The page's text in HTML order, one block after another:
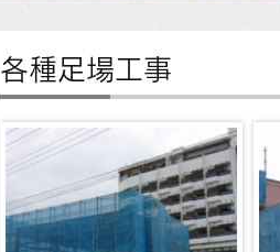
各種足場工事